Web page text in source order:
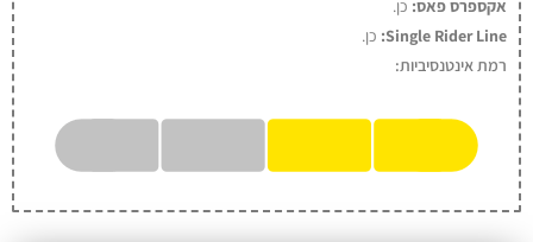
אקספרס פאס: כן.
Single Rider Line: כן.
רמת אינטנסיביות: